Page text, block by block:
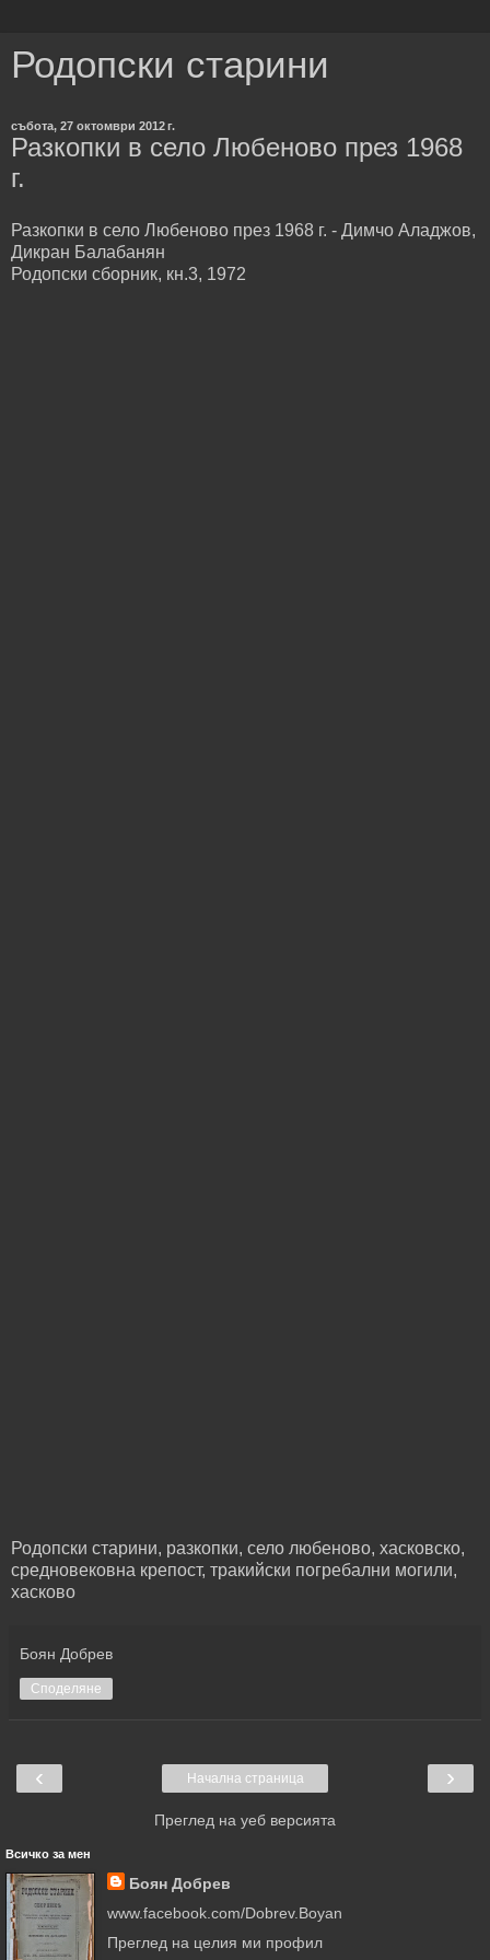
Родопски старини
събота, 27 октомври 2012 г.
Разкопки в село Любеново през 1968
г.
Разкопки в село Любеново през 1968 г. - Димчо Аладжов,
Дикран Балабанян
Родопски сборник, кн.3, 1972
Родопски старини, разкопки, село любеново, хасковско,
средновековна крепост, тракийски погребални могили,
хасково
Боян Добрев
Споделяне
‹ ›
Начална страница
Преглед на уеб версията
Всичко за мен
Боян Добрев
www.facebook.com/Dobrev.Boyan
Преглед на целия ми профил